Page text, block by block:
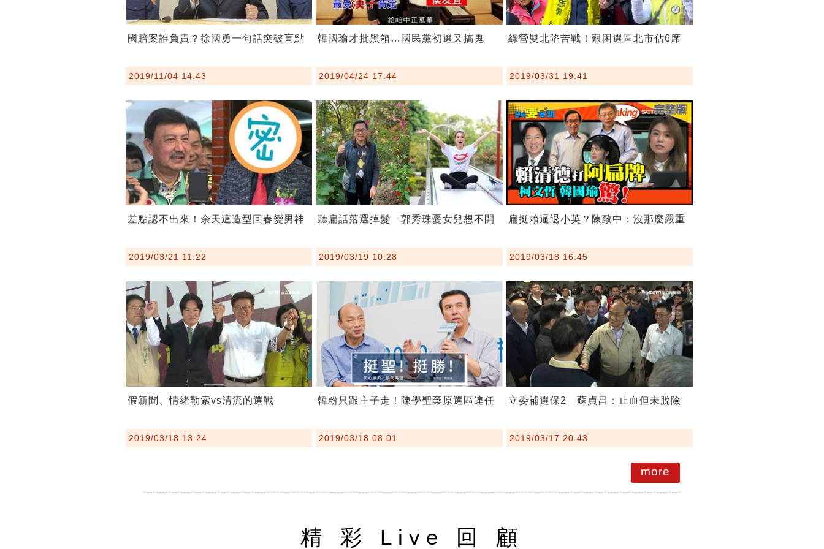
國賠案誰負責？徐國勇一句話突破盲點
2019/11/04 14:43
韓國瑜才批黑箱…國民黨初選又搞鬼
2019/04/24 17:44
綠營雙北陷苦戰！艱困選區北市佔6席
2019/03/31 19:41
差點認不出來！余天這造型回春變男神
2019/03/21 11:22
聽扁話落選掉髮 郭秀珠憂女兒想不開
2019/03/19 10:28
扁挺賴逼退小英？陳致中：沒那麼嚴重
2019/03/18 16:45
假新聞、情緒勒索vs清流的選戰
2019/03/18 13:24
韓粉只跟主子走！陳學聖棄原選區連任
2019/03/18 08:01
立委補選保2 蘇貞昌：止血但未脫險
2019/03/17 20:43
more
精 彩 Live 回 顧